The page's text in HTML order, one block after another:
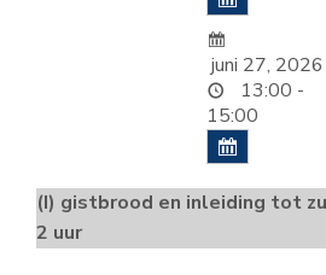
juni 27, 2026
13:00 -
15:00
(I) gistbrood en inleiding tot
2 uur